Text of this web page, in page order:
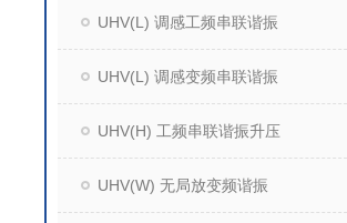
UHV(L) 调感工频串联谐振
UHV(L) 调感变频串联谐振
UHV(H) 工频串联谐振升压
UHV(W) 无局放变频谐振